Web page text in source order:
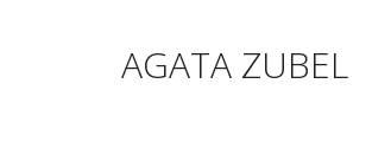
AGATA ZUBEL